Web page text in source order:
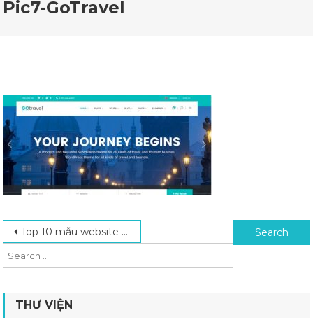
Pic7-GoTravel
Post navigation
Top 10 mẫu website forum du lịch Search for:
THƯ VIỆN